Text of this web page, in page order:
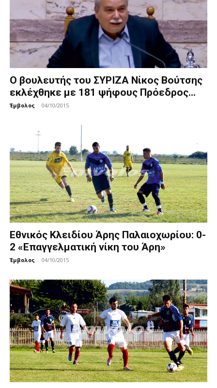
Ο βουλευτής του ΣΥΡΙΖΑ Νίκος Βούτσης
εκλέχθηκε με 181 ψήφους Πρόεδρος...
Έμβολος - 04/10/2015
Εθνικός Κλειδίου Άρης Παλαιοχωρίου: 0-
2 «Επαγγελματική νίκη του Άρη»
Έμβολος - 04/10/2015